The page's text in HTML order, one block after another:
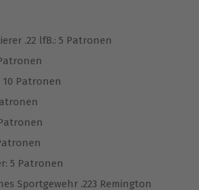
.22 lfB.: 5 Patronen
10 Patronen
5 Patronen
Sportgewehr .223 Remington